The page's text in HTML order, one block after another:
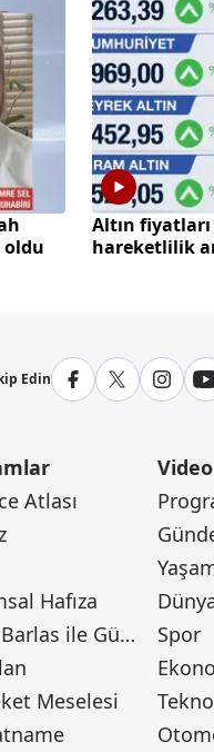
oldu
Altın
hareketlilik
Edin
Atlası
Hafıza
Canan Barlas ile Gündem
Meselesi
Video
Spor